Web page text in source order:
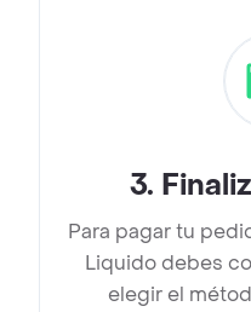
3.
Para pagar tu
Liquido debes
elegir el